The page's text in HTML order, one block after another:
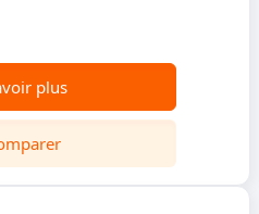
plus